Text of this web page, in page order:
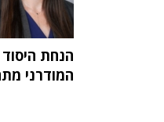
הנחת
המודרני